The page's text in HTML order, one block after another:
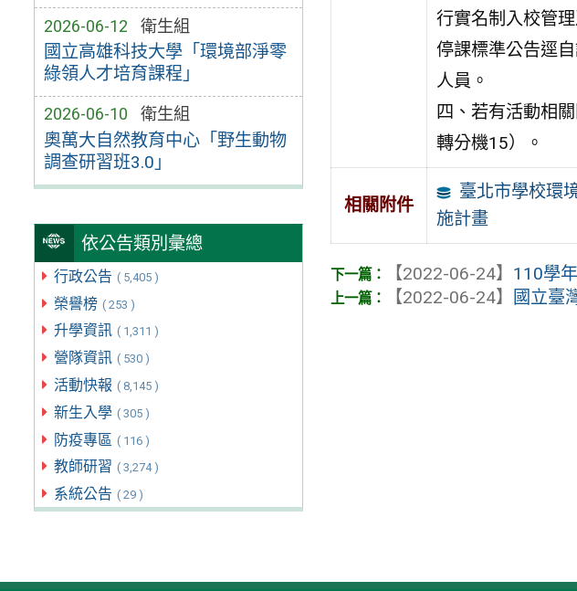
2026-06-12 衛生組
國立高雄科技大學「環境部淨零
綠領人才培育課程」
2026-06-10 衛生組
奧萬大自然教育中心「野生動物
調查研習班3.0」
依公告類別彙總
行政公告 ( 5,405 )
榮譽榜 ( 253 )
升學資訊 ( 1,311 )
營隊資訊 ( 530 )
活動快報 ( 8,145 )
新生入學 ( 305 )
防疫專區 ( 116 )
教師研習 ( 3,274 )
系統公告 ( 29 )
行實名制入校管
停課標準公告逕
人員。
四、若有活動相
轉分機15）。
相關附件
臺北市學校環
施計畫
【2022-06-24】 110學
【2022-06-24】
國立臺